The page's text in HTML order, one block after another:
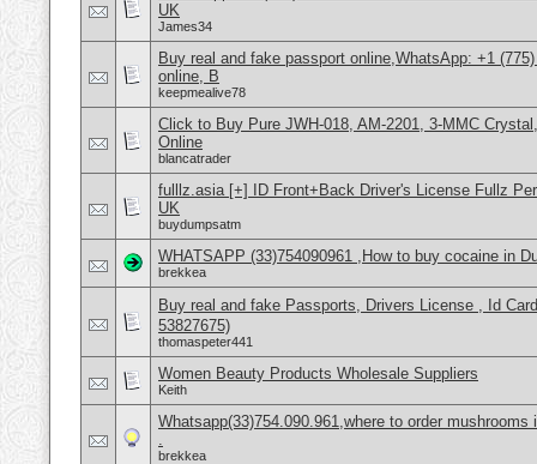
UK
James34
Buy real and fake passport online,WhatsApp: +1
online, B
keepmealive78
Click to Buy Pure JWH-018, AM-2201, 3-MMC
Online
blancatrader
fulllz.asia [+] ID Front+Back Driver's License Fullz
UK
buydumpsatm
WHATSAPP (33)754090961 ,How to buy cocaine in
brekkea
Buy real and fake Passports, Drivers License , Id
53827675)
thomaspeter441
Women Beauty Products Wholesale Suppliers
Keith
Whatsapp(33)754.090.961,where to order
.
brekkea